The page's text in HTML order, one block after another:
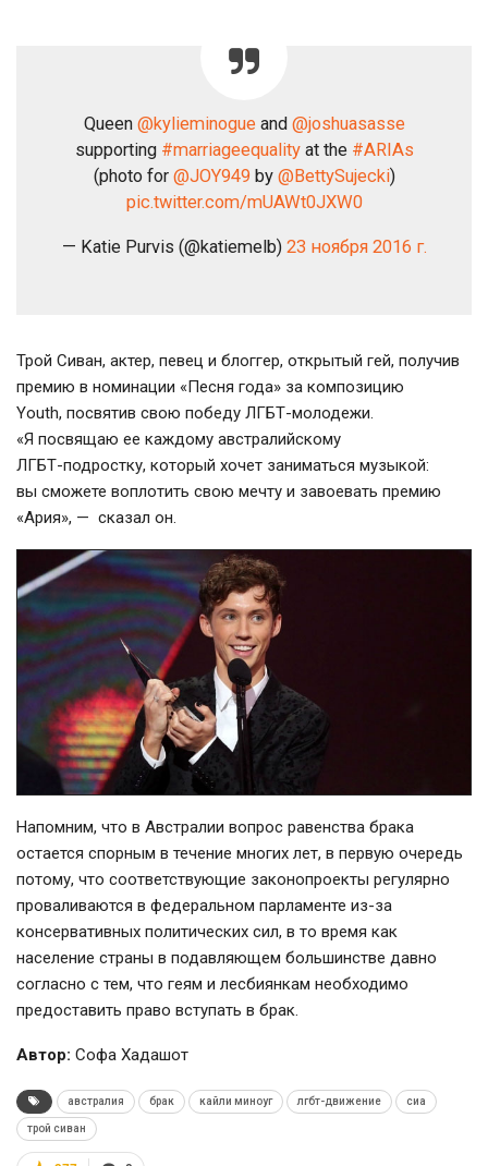
Queen @kylieminogueand @joshuasasse
supporting #marriageequalityat the #ARIAs
(photo for @JOY949by @BettySujecki)
pic.twitter.com/mUAWt0JXW0
— Katie Purvis (@katiemelb) 23 ноября 2016 г.
Трой Сиван, актер, певец и блоггер, открытый гей, получив
премию в номинации «Песня года» за композицию
Youth, посвятив свою победу ЛГБТ-молодежи.
«Я посвящаю ее каждому австралийскому
ЛГБТ-подростку, который хочет заниматься музыкой:
вы сможете воплотить свою мечту и завоевать премию
«Ария», — сказал он.
Напомним, что в Австралии вопрос равенства брака
остается спорным в течение многих лет, в первую очередь
потому, что соответствующие законопроекты регулярно
проваливаются в федеральном парламенте из-за
консервативных политических сил, в то время как
население страны в подавляющем большинстве давно
согласно с тем, что геям и лесбиянкам необходимо
предоставить право вступать в брак.
Автор: Софа Хадашот
австралия брак кайли миноуг лгбт-движение сиа
трой сиван